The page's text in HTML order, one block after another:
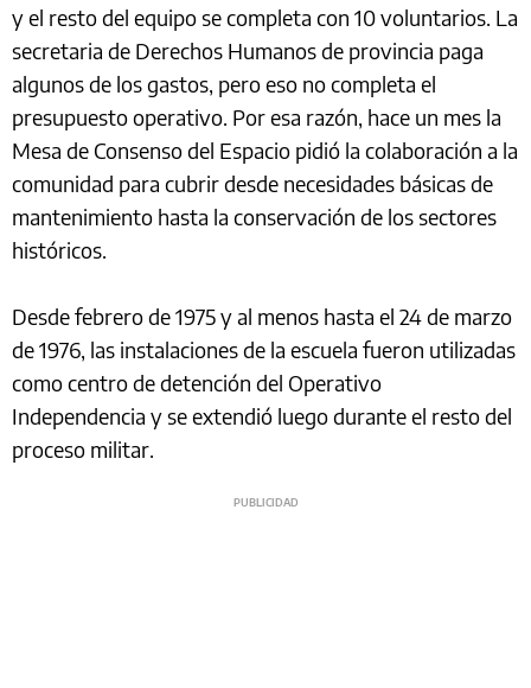
y el resto del equipo se completa con 10 voluntarios. La
secretaria de Derechos Humanos de provincia paga
algunos de los gastos, pero eso no completa el
presupuesto operativo. Por esa razón, hace un mes la
Mesa de Consenso del Espacio pidió la colaboración a la
comunidad para cubrir desde necesidades básicas de
mantenimiento hasta la conservación de los sectores
históricos.
Desde febrero de 1975 y al menos hasta el 24 de marzo
de 1976, las instalaciones de la escuela fueron utilizadas
como centro de detención del Operativo
Independencia y se extendió luego durante el resto del
proceso militar.